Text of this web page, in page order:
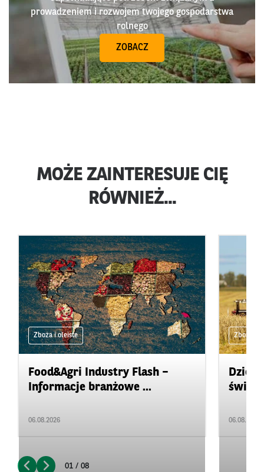
prowadzeniem i rozwojem twojego gospodarstwa
rolnego
ZOBACZ
MOŻE ZAINTERESUJE CIĘ
RÓWNIEŻ...
Zboża i oleiste
Food&Agri Industry Flash –
Informacje branżowe ...
06.08.2026
Zboża i
06.08.2026
01 / 08